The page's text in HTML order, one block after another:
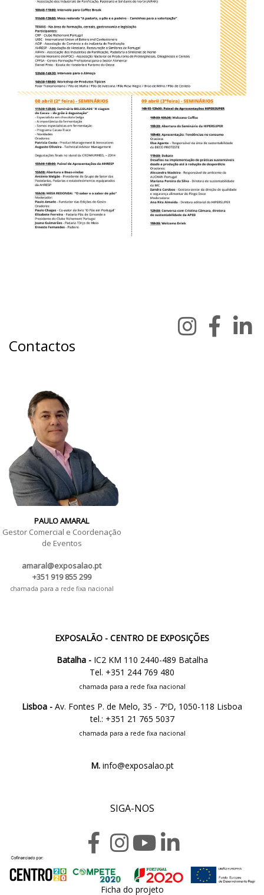
Contactos
PAULO AMARAL
Gestor Comercial e Coordenação
de Eventos
amaral@exposalao.pt
+351 919 855 299
chamada para a rede fixa nacional
EXPOSALÃO - CENTRO DE EXPOSIÇÕES
Batalha -IC2 KM 110 2440-489 Batalha
Tel. +351 244 769 480
chamada para a rede fixa nacional
Lisboa - Av. Fontes P. de Melo, 35 - 7ºD, 1050-118 Lisboa
tel.: +351 21 765 5037
chamada para a rede fixa nacional
M.info@exposalao.pt
SIGA-NOS
Ficha do projeto